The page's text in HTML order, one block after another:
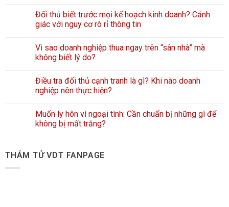
Đối thủ biết trước mọi kế hoạch kinh doanh? Cảnh
giác với nguy cơ rò rỉ thông tin
Vì sao doanh nghiệp thua ngay trên “sân nhà” mà
không biết lý do?
Điều tra đối thủ cạnh tranh là gì? Khi nào doanh
nghiệp nên thực hiện?
Muốn ly hôn vì ngoại tình: Cần chuẩn bị những gì để
không bị mất trắng?
THÁM TỬ VDT FANPAGE